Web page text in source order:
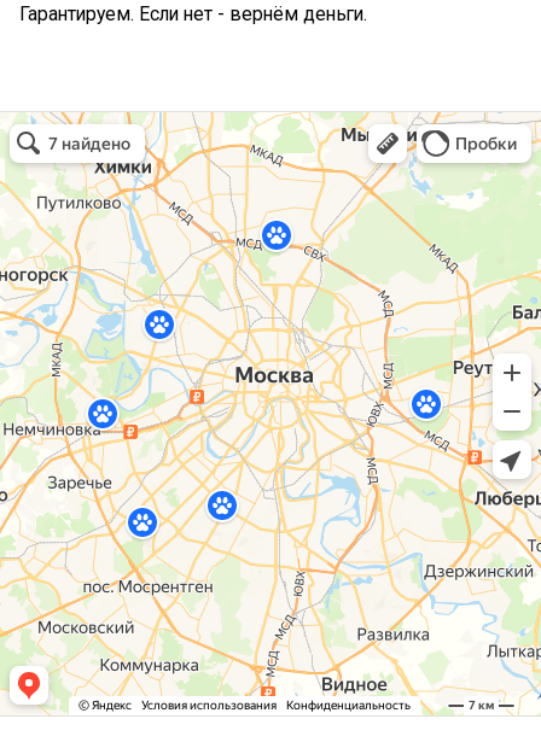
Гарантируем. Если нет - вернём деньги.